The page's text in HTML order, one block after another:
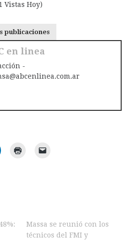
Vistas Hoy)
publicaciones
en linea
-
Massa se reunió con los
técnicos del FMI y